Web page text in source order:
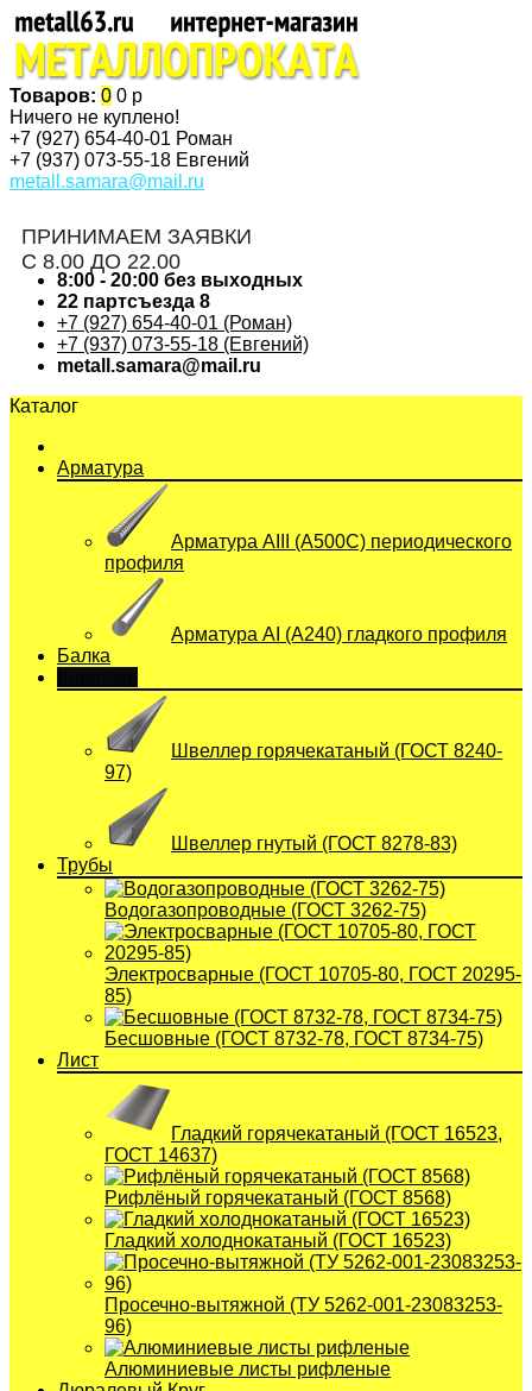
Товаров: 0 0 р
Ничего не куплено!
+7 (927) 654-40-01 Роман
+7 (937) 073-55-18 Евгений
metall.samara@mail.ru
ПРИНИМАЕМ ЗАЯВКИ
С 8.00 ДО 22.00
8:00 - 20:00 без выходных
22 партсъезда 8
+7 (927) 654-40-01 (Роман)
+7 (937) 073-55-18 (Евгений)
metall.samara@mail.ru
Каталог
Арматура
Арматура АIII (А500С) периодического
профиля
Арматура АI (A240) гладкого профиля
Балка
Швеллер горячекатаный (ГОСТ 8240-
97)
Швеллер гнутый (ГОСТ 8278-83)
Трубы
Водогазопроводные (ГОСТ 3262-75)
Электросварные (ГОСТ 10705-80, ГОСТ 20295-
85)
Бесшовные (ГОСТ 8732-78, ГОСТ 8734-75)
Лист
Гладкий горячекатаный (ГОСТ 16523,
ГОСТ 14637)
Рифлёный горячекатаный (ГОСТ 8568)
Гладкий холоднокатаный (ГОСТ 16523)
Просечно-вытяжной (ТУ 5262-001-23083253-
96)
Алюминиевые листы рифленые